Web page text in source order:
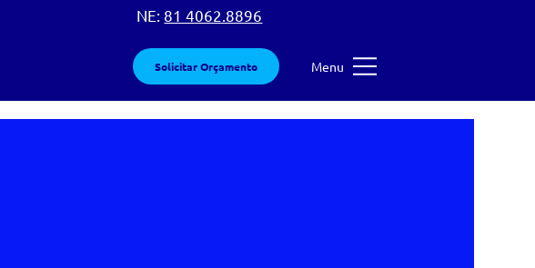
NE: 81 4062.8896
Solicitar Orçamento Menu